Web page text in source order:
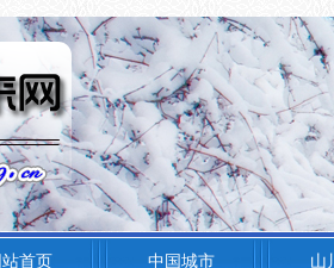
站首页 中国城市 山